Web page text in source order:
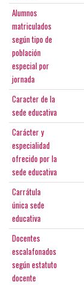
Alumnos
matriculados
según tipo de
población
especial por
jornada
Caracter de la
sede educativa
Carácter y
especialidad
ofrecido por la
sede educativa
Carrátula
única sede
educativa
Docentes
escalafonados
según estatuto
docente